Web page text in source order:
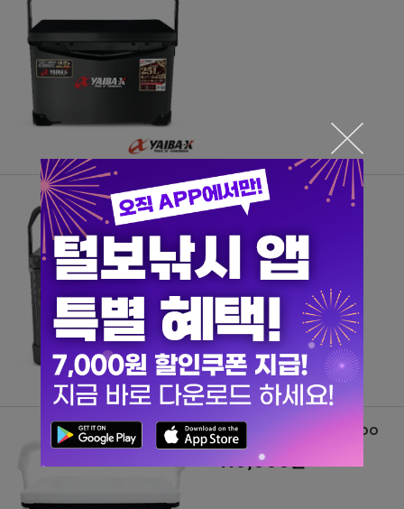
야이바엑스 KYSC-18 쿨러 18L
90,000
야이바엑스 KYSC-25L 쿨러 COO
LER 25리터
110,000 원